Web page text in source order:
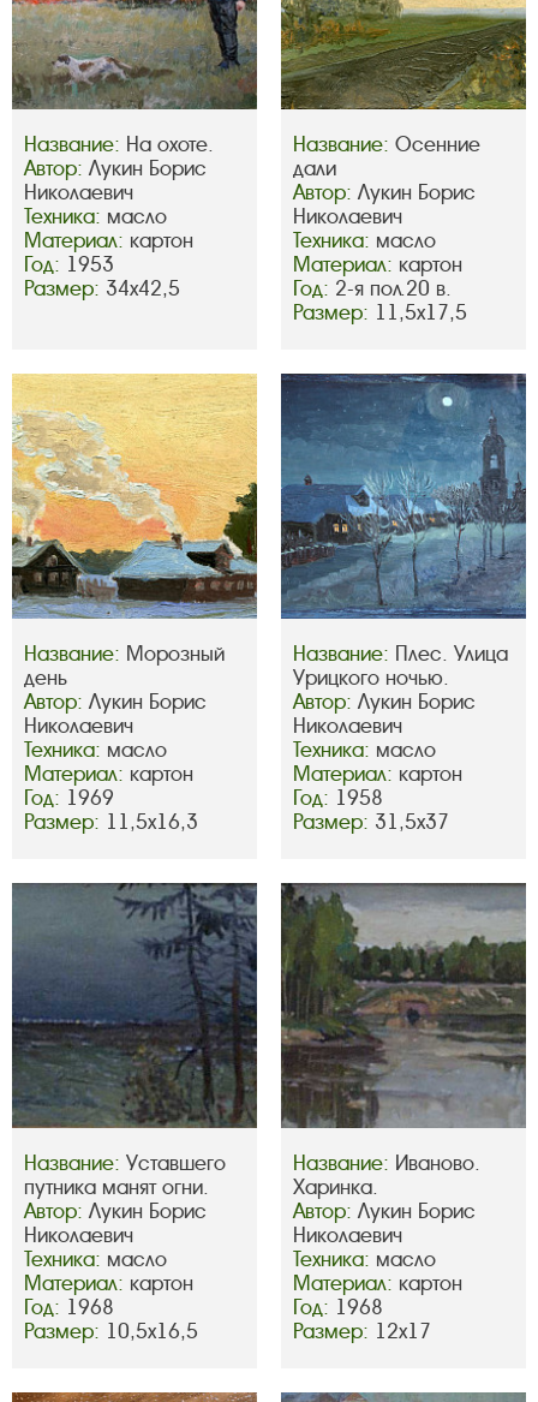
Название: На охоте.
Автор: Лукин Борис
Николаевич
Техника: масло
Материал: картон
Год: 1953
Размер: 34х42,5
Название: Осенние
дали
Автор: Лукин Борис
Николаевич
Техника: масло
Материал: картон
Год: 2-я пол.20 в.
Размер: 11,5х17,5
Название: Морозный
день
Автор: Лукин Борис
Николаевич
Техника: масло
Материал: картон
Год: 1969
Размер: 11,5х16,3
Название: Плес. Улица
Урицкого ночью.
Автор: Лукин Борис
Николаевич
Техника: масло
Материал: картон
Год: 1958
Размер: 31,5х37
Название: Уставшего
путника манят огни.
Автор: Лукин Борис
Николаевич
Техника: масло
Материал: картон
Год: 1968
Размер: 10,5х16,5
Название: Иваново.
Харинка.
Автор: Лукин Борис
Николаевич
Техника: масло
Материал: картон
Год: 1968
Размер: 12х17